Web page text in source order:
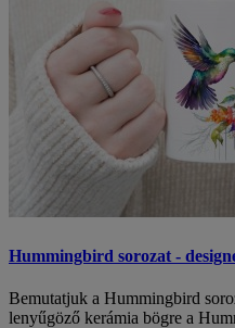
Hummingbird sorozat -
Bemutatjuk a Hummingbird
lenyűgöző kerámia bögre a